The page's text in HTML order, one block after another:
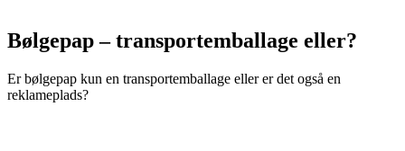
Bølgepap – transportemballage eller?
Er bølgepap kun en transportemballage eller er det også en
reklameplads?